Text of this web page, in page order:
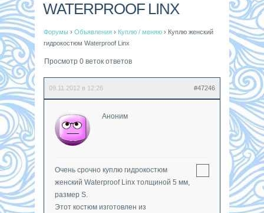
WATERPROOF LINX
Форумы › Объявления › Куплю / меняю › Куплю женский
гидрокостюм Waterproof Linx
Просмотр 0 веток ответов
09.11.2012 в 12:26 #47246
Аноним
Очень срочно куплю гидрокостюм
женский Waterproof Linx толщиной 5 мм,
размер S.
Этот костюм изготовлен из